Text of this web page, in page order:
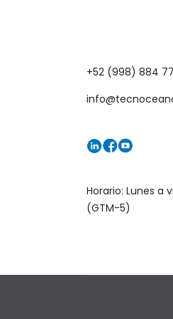
+52 (998) 884
Horario: Lunes a
(GTM-5)